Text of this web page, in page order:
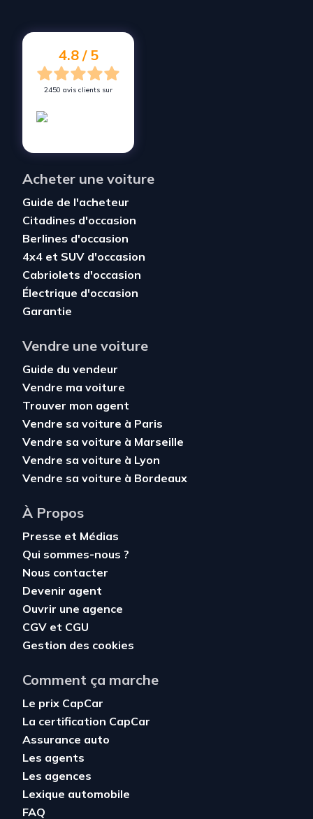
4.8 / 5
2450 avis clients sur
Acheter une voiture
Guide de l'acheteur
Citadines d'occasion
Berlines d'occasion
4x4 et SUV d'occasion
Cabriolets d'occasion
Électrique d'occasion
Garantie
Vendre une voiture
Guide du vendeur
Vendre ma voiture
Trouver mon agent
Vendre sa voiture à Paris
Vendre sa voiture à Marseille
Vendre sa voiture à Lyon
Vendre sa voiture à Bordeaux
À Propos
Presse et Médias
Qui sommes-nous ?
Nous contacter
Devenir agent
Ouvrir une agence
CGV et CGU
Gestion des cookies
Comment ça marche
Le prix CapCar
La certification CapCar
Assurance auto
Les agents
Les agences
Lexique automobile
FAQ